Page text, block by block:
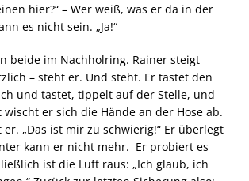
hier?“ – Wer weiß, was er da in der
es nicht sein. „Ja!“
beide im Nachholring. Rainer steigt
– steht er. Und steht. Er tastet den
und tastet, tippelt auf der Stelle, und
er sich die Hände an der Hose ab.
er. „Das ist mir zu schwierig!“ Er überlegt
kann er nicht mehr. Er probiert es
ist die Luft raus: „Ich glaub, ich